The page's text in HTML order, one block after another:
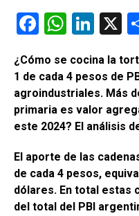
F
ce
b
o
o
k
W
at
s
A
p
p
Li
ke
dI
n
X
¿Cómo se cocina la
1 de cada 4 pesos de
agroindustriales. Más
primaria es valor
este 2024? El análisis
El aporte de las
de cada 4 pesos,
dólares. En total estas
del total del PBI